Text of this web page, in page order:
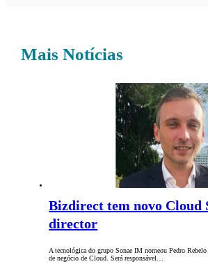
Mais Notícias
Bizdirect tem novo Cloud
director
A tecnológica do grupo Sonae IM nomeou Pedro
de negócio de Cloud. Será responsável…